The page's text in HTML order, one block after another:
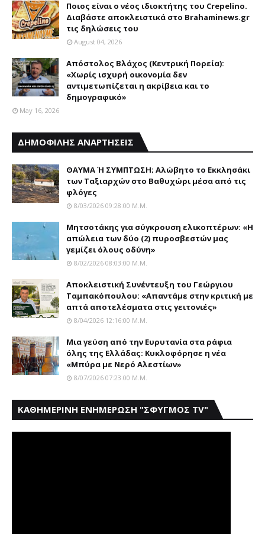
Ποιος είναι ο νέος ιδιοκτήτης του Crepelino.
Διαβάστε αποκλειστικά στο Brahaminews.gr
τις δηλώσεις του
August 04, 2026
Απόστολος Βλάχος (Κεντρική Πορεία):
«Χωρίς ισχυρή οικονομία δεν
αντιμετωπίζεται η ακρίβεια και το
δημογραφικό»
May 16, 2026
ΔΗΜΟΦΙΛΗΣ ΑΝΑΡΤΗΣΕΙΣ
ΘΑΥΜΑ Ή ΣΥΜΠΤΩΣΗ; Aλώβητο το Eκκλησάκι
των Tαξιαρχών στο Bαθυχώρι μέσα από τις
φλόγες
8/03/2026 09:28:00 Μ.μ.
Μητσοτάκης για σύγκρουση ελικοπτέρων: «Η
απώλεια των δύο (2) πυροσβεστών μας
γεμίζει όλους οδύνη»
8/02/2026 08:03:00 Μ.μ.
Αποκλειστική Συνέντευξη του Γεώργιου
Ταμπακόπουλου: «Απαντάμε στην κριτική με
απτά αποτελέσματα στις γειτονιές»
8/04/2026 12:16:00 Μ.μ.
Mια γεύση από την Eυρυτανία στα ράφια
όλης της Ελλάδας: Κυκλοφόρησε η νέα
«Μπύρα με Nερό Aλεστίων»
8/07/2026 07:23:00 Μ.μ.
ΚΑΘΗΜΕΡΙΝΗ ΕΝΗΜΕΡΩΣΗ "ΣΦΥΓΜΟΣ TV"